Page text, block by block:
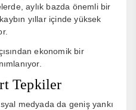
aylık bazda önemli bir
yıllar içinde yüksek
ekonomik bir
Tepkiler
medyada da geniş yankı